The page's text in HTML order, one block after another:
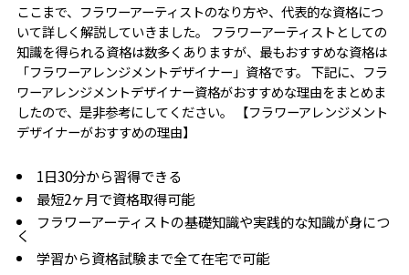
ここまで、フラワーアーティストのなり方や、代表的な資格につ
いて詳しく解説していきました。 フラワーアーティストとしての
知識を得られる資格は数多くありますが、最もおすすめな資格は
「フラワーアレンジメントデザイナー」資格です。 下記に、フラ
ワーアレンジメントデザイナー資格がおすすめな理由をまとめま
したので、是非参考にしてください。 【フラワーアレンジメント
デザイナーがおすすめの理由】
1日30分から習得できる
最短2ヶ月で資格取得可能
フラワーアーティストの基礎知識や実践的な知識が身につ
く
学習から資格試験まで全て在宅で可能